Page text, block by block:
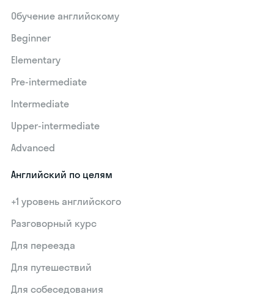
Обучение английскому
Beginner
Elementary
Pre-intermediate
Intermediate
Upper-intermediate
Advanced
Английский по целям
+1 уровень английского
Разговорный курс
Для переезда
Для путешествий
Для собеседования